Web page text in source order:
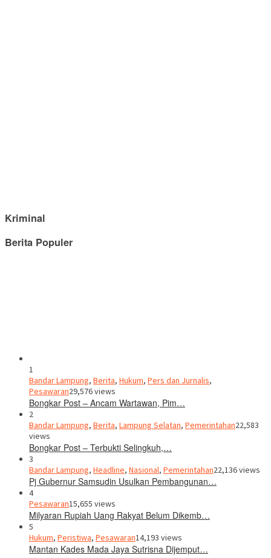
Kriminal
Berita Populer
1
Bandar Lampung, Berita, Hukum, Pers dan Jurnalis,
Pesawaran29,576 views
Bongkar Post – Ancam Wartawan, Pim…
2
Bandar Lampung, Berita, Lampung Selatan, Pemerintahan22,583
views
Bongkar Post – Terbukti Selingkuh,…
3
Bandar Lampung, Headline, Nasional, Pemerintahan22,136 views
Pj Gubernur Samsudin Usulkan Pembangunan…
4
Pesawaran15,655 views
Milyaran Rupiah Uang Rakyat Belum Dikemb…
5
Hukum, Peristiwa, Pesawaran14,193 views
Mantan Kades Mada Jaya Sutrisna Dijemput…